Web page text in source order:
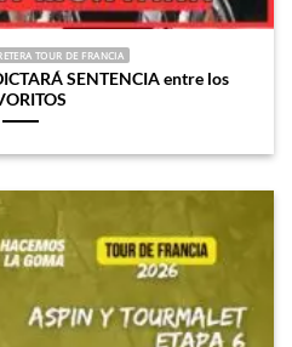
TOUR DE FRANCIA
SENTENCIA entre los